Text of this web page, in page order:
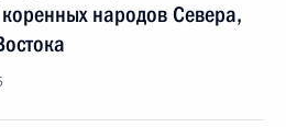
народов Севера,